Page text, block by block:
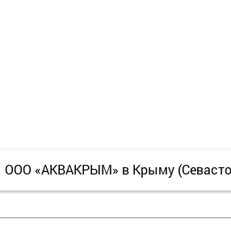
ООО «АКВАКРЫМ» в Крыму